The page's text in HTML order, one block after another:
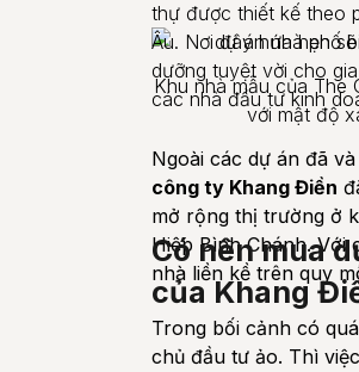
thự được thiết kế theo
Âu. Nơi đây hứa hẹn
dưỡng tuyệt vời cho
các nhà đầu tư kinh
Khu nhà mẫu của The
với mật độ
Ngoài các dự án đã
công ty Khang Điền
mở rộng thị trường ở
Hiệp Bình Chánh. Với
nhà liền kề trên quy
Có nên mua
của Khang
Trong bối cảnh có
chủ đầu tư ảo. Thì